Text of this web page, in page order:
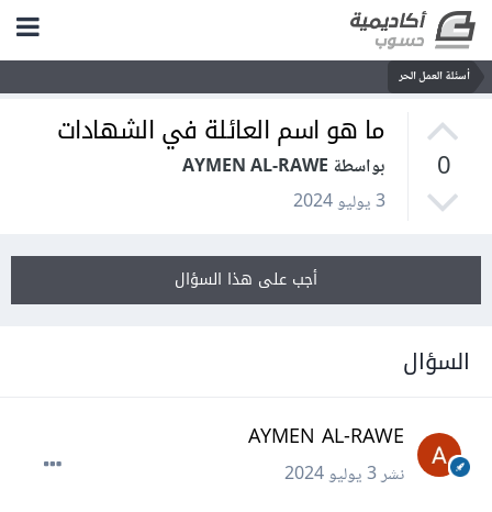
أسئلة العمل الحر
0
ما هو اسم العائلة في الشهادات
بواسطة AYMEN AL-RAWE
3 يوليو 2024
أجب على هذا السؤال
السؤال
AYMEN AL-RAWE
نشر3 يوليو 2024